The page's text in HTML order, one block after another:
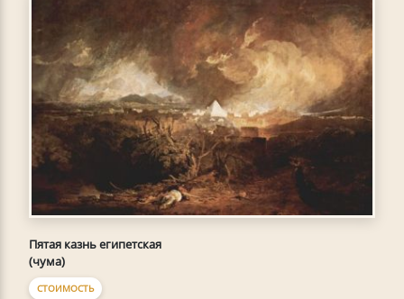
Пятая казнь египетская
(чума)
СТОИМОСТЬ